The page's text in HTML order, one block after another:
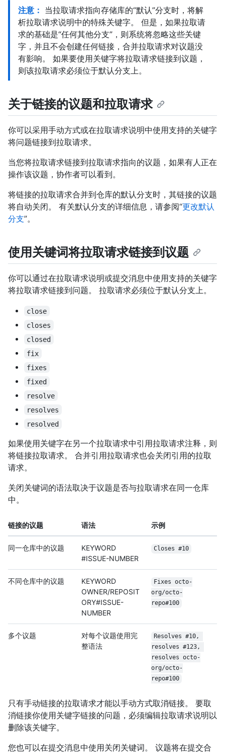
注意： 当拉取请求指向存储库的“默认”分支时，将解
析拉取请求说明中的特殊关键字。 但是，如果拉取请
求的基础是“任何其他分支”，则系统将忽略这些关键
字，并且不会创建任何链接，合并拉取请求对议题没
有影响。 如果要使用关键字将拉取请求链接到议题，
则该拉取请求必须位于默认分支上。
关于链接的议题和拉取请求
你可以采用手动方式或在拉取请求说明中使用支持的关键字
将问题链接到拉取请求。
当您将拉取请求链接到拉取请求指向的议题，如果有人正在
操作该议题，协作者可以看到。
将链接的拉取请求合并到仓库的默认分支时，其链接的议题
将自动关闭。 有关默认分支的详细信息，请参阅“更改默认
分支”。
使用关键词将拉取请求链接到议题
你可以通过在拉取请求说明或提交消息中使用支持的关键字
将拉取请求链接到问题。 拉取请求必须位于默认分支上。
close
closes
closed
fix
fixes
fixed
resolve
resolves
resolved
如果使用关键字在另一个拉取请求中引用拉取请求注释，则
将链接拉取请求。 合并引用拉取请求也会关闭引用的拉取
请求。
关闭关键词的语法取决于议题是否与拉取请求在同一仓库
中。
链接的议题 语法 示例
同一仓库中的议题
KEYWORD
#ISSUE-NUMBER
Closes #10
不同仓库中的议题
KEYWORD
OWNER/REPOSIT
ORY#ISSUE-
NUMBER
Fixes octo-
org/octo-
repo#100
多个议题
对每个议题使用完
整语法
Resolves #10,
resolves #123,
resolves octo-
org/octo-
repo#100
只有手动链接的拉取请求才能以手动方式取消链接。 要取
消链接你使用关键字链接的问题，必须编辑拉取请求说明以
删除该关键字。
您也可以在提交消息中使用关闭关键词。 议题将在提交合